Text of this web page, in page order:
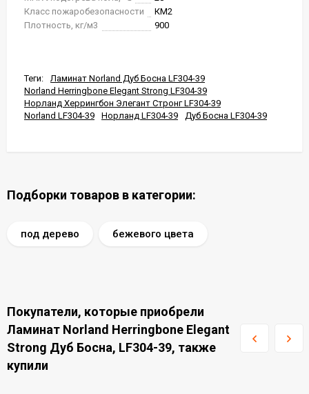
Класс пожаробезопасности
КМ2
Плотность, кг/м3
900
Теги:
Ламинат Norland Дуб Босна LF304-39
Norland Herringbone Elegant Strong LF304-39
Норланд Херрингбон Элегант Стронг LF304-39
Norland LF304-39
Норланд LF304-39 Дуб Босна LF304-39
Подборки товаров в категории:
под дерево бежевого цвета
Покупатели, которые приобрели
Ламинат Norland Herringbone Elegant
Strong Дуб Босна, LF304-39, также
купили